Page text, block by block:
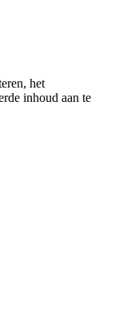
het
inhoud aan te